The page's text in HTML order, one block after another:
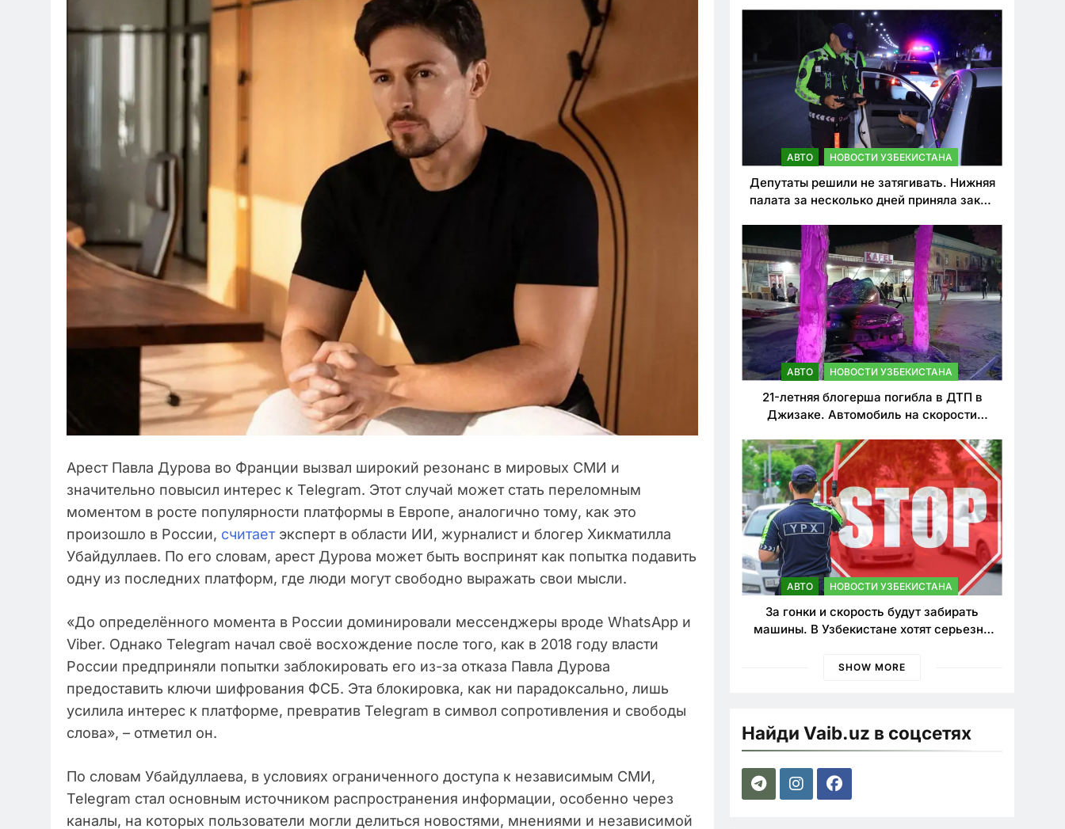
Арест Павла Дурова во Франции вызвал широкий резонанс в мировых СМИ и
значительно повысил интерес к Telegram. Этот случай может стать переломным
моментом в росте популярности платформы в Европе, аналогично тому, как это
произошло в России, считаетэксперт в области ИИ, журналист и блогер Хикматилла
Убайдуллаев. По его словам, арест Дурова может быть воспринят как попытка подавить
одну из последних платформ, где люди могут свободно выражать свои мысли.
«До определённого момента в России доминировали мессенджеры вроде WhatsApp и
Viber. Однако Telegram начал своё восхождение после того, как в 2018 году власти
России предприняли попытки заблокировать его из-за отказа Павла Дурова
предоставить ключи шифрования ФСБ. Эта блокировка, как ни парадоксально, лишь
усилила интерес к платформе, превратив Telegram в символ сопротивления и свободы
слова», – отметил он.
По словам Убайдуллаева, в условиях ограниченного доступа к независимым СМИ,
Telegram стал основным источником распространения информации, особенно через
каналы, на которых пользователи могли делиться новостями, мнениями и независимой
АВТО НОВОСТИ УЗБЕКИСТАНА
Депутаты решили не затягивать. Нижняя
палата за несколько дней приняла закон
нарушителей ПДД
АВТО НОВОСТИ УЗБЕКИСТАНА
21-летняя блогерша погибла в ДТП в
Джизаке. Автомобиль на скорости
АВТО НОВОСТИ УЗБЕКИСТАНА
За гонки и скорость будут забирать
машины. В Узбекистане хотят серьезно
SHOW MORE
Найди Vaib.uz в соцсетях